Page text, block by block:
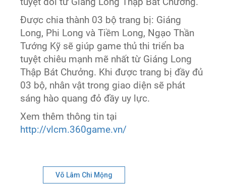
Được chia thành 03 bộ trang bị: Giáng
Long, Phi Long và Tiềm Long, Ngạo Thần
Tướng Kỹ sẽ giúp game thủ thi triển ba
tuyệt chiêu mạnh mẽ nhất từ Giáng Long
Thập Bát Chưởng. Khi được trang bị đầy đủ
03 bộ, nhân vật trong giao diện sẽ phát
sáng hào quang đỏ đầy uy lực.
Xem thêm thông tin tại
http://vlcm.360game.vn/
Võ Lâm Chi Mộng